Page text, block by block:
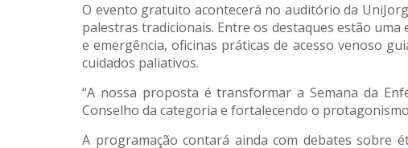
O evento gratuito acontecerá no auditório da
palestras tradicionais. Entre os destaques estão
e emergência, oficinas práticas de acesso venoso
cuidados paliativos.
“A nossa proposta é transformar a Semana da
Conselho da categoria e fortalecendo o
A programação contará ainda com debates sobre